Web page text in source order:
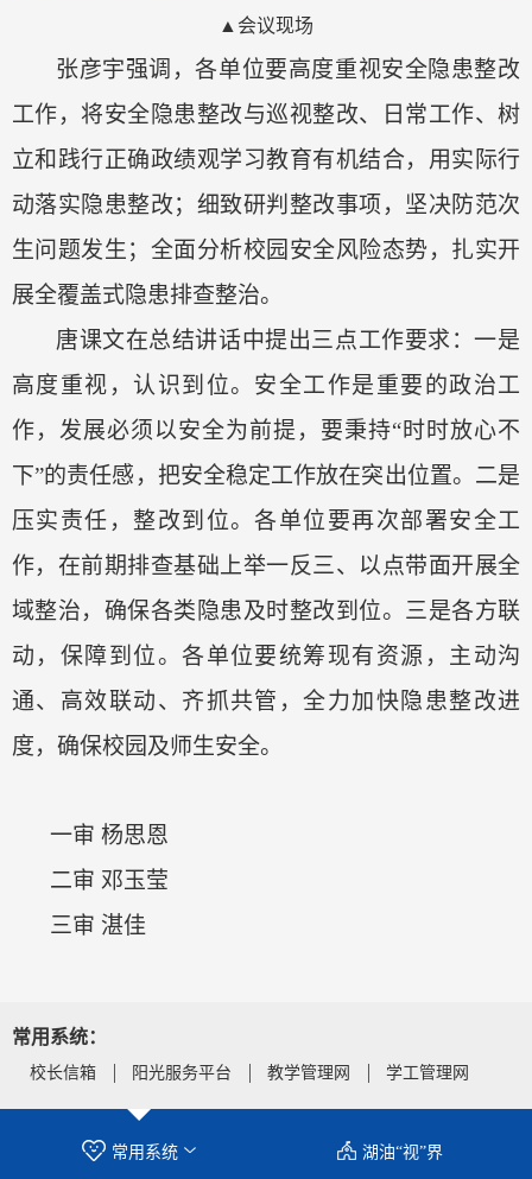
▲会议现场
张彦宇强调，各单位要高度重视安全隐患整改
工作，将安全隐患整改与巡视整改、日常工作、树
立和践行正确政绩观学习教育有机结合，用实际行
动落实隐患整改；细致研判整改事项，坚决防范次
生问题发生；全面分析校园安全风险态势，扎实开
展全覆盖式隐患排查整治。
唐课文在总结讲话中提出三点工作要求：一是
高度重视，认识到位。安全工作是重要的政治工
作，发展必须以安全为前提，要秉持“时时放心不
下”的责任感，把安全稳定工作放在突出位置。二是
压实责任，整改到位。各单位要再次部署安全工
作，在前期排查基础上举一反三、以点带面开展全
域整治，确保各类隐患及时整改到位。三是各方联
动，保障到位。各单位要统筹现有资源，主动沟
通、高效联动、齐抓共管，全力加快隐患整改进
度，确保校园及师生安全。
一审 杨思恩
二审 邓玉莹
三审 湛佳
常用系统：
校长信箱 阳光服务平台 教学管理网 学工管理网
湖油“视”界
常用系统